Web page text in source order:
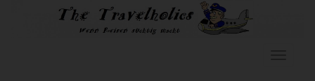
Skip to main content